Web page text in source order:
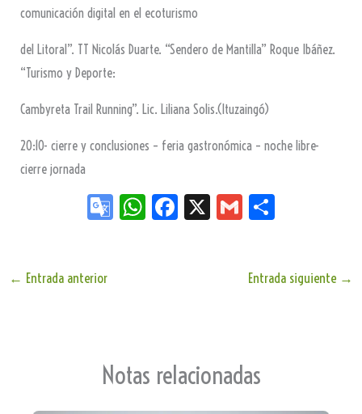
comunicación digital en el ecoturismo
del Litoral”. TT Nicolás Duarte. “Sendero de Mantilla” Roque Ibáñez.
“Turismo y Deporte:
Cambyreta Trail Running”. Lic. Liliana Solis.(Ituzaingó)
20:10- cierre y conclusiones – feria gastronómica – noche libre-
cierre jornada
Go
te
W
Fa
X
G
← Entrada anterior Entrada siguiente →
Notas relacionadas